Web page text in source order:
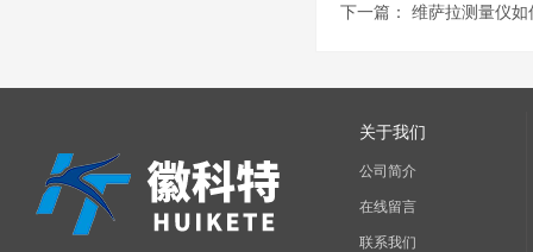
下一篇： 维萨拉测量仪
关于我们
公司简介
在线留言
联系我们